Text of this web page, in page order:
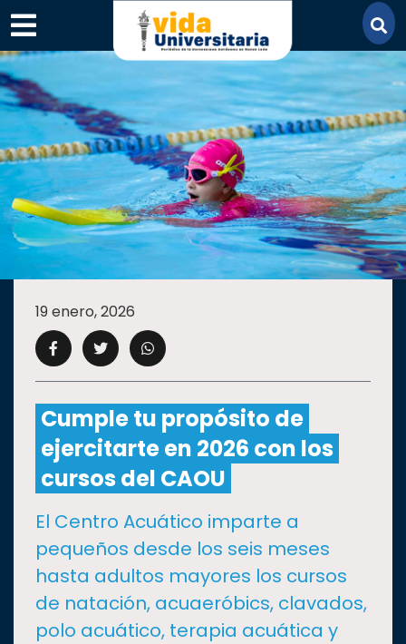
×
SECCIONES
ACADEMIA
CAMPUS UANL
CULTURA
DEPORTES
I+D+IEXPERTOS
SALUD
19 enero, 2026
Cumple tu propósito de
ejercitarte en 2026 con los
cursos del CAOU
El Centro Acuático imparte a
pequeños desde los seis meses
hasta adultos mayores los cursos
de natación, acuaeróbics, clavados,
polo acuático, terapia acuática y